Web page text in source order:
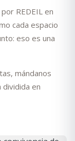
REDEIL en
cada espacio
eso es una
mándanos
en